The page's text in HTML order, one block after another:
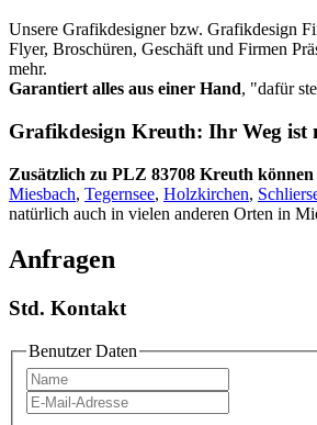
Unsere Grafikdesigner bzw. Grafikdesign
Flyer, Broschüren, Geschäft und Firmen
mehr.
Garantiert alles aus einer Hand, "dafür
Grafikdesign Kreuth: Ihr Weg ist
Zusätzlich zu PLZ 83708 Kreuth
Miesbach, Tegernsee, Holzkirchen,
natürlich auch in vielen anderen Orten in
Anfragen
Std. Kontakt
Benutzer Daten